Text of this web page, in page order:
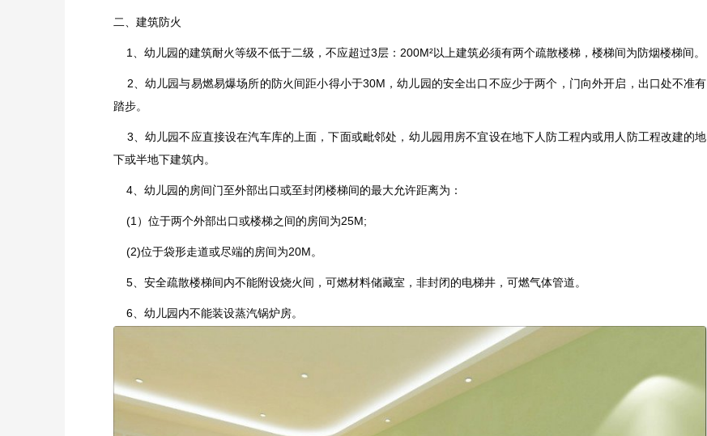
二、建筑防火
1、幼儿园的建筑耐火等级不低于二级，不应超过3层：200M²以上建筑必须有两个疏散楼梯，楼梯间为防烟楼梯间。
2、幼儿园与易燃易爆场所的防火间距小得小于30M，幼儿园的安全出口不应少于两个，门向外开启，出口处不准有
踏步。
3、幼儿园不应直接设在汽车库的上面，下面或毗邻处，幼儿园用房不宜设在地下人防工程内或用人防工程改建的地
下或半地下建筑内。
4、幼儿园的房间门至外部出口或至封闭楼梯间的最大允许距离为：
(1）位于两个外部出口或楼梯之间的房间为25M;
(2)位于袋形走道或尽端的房间为20M。
5、安全疏散楼梯间内不能附设烧火间，可燃材料储藏室，非封闭的电梯井，可燃气体管道。
6、幼儿园内不能装设蒸汽锅炉房。